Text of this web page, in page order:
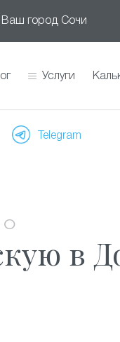
Ваш город Сочи
Услуги
Telegram
в